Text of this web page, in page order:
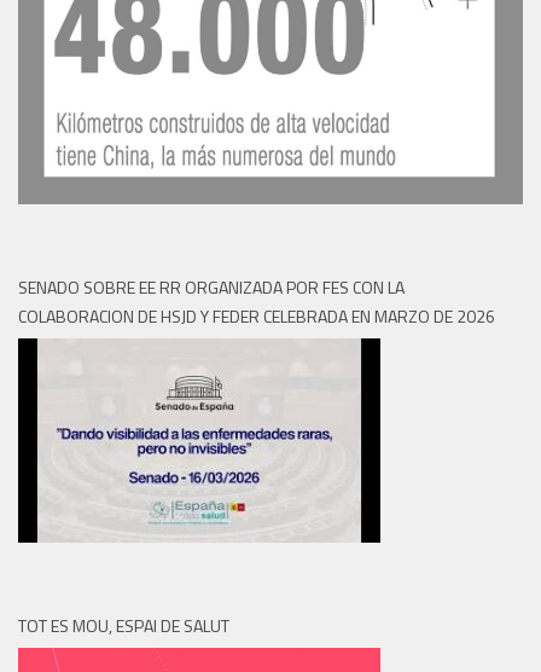
SENADO SOBRE EE RR ORGANIZADA POR FES CON LA
COLABORACION DE HSJD Y FEDER CELEBRADA EN MARZO DE 2026
TOT ES MOU, ESPAI DE SALUT